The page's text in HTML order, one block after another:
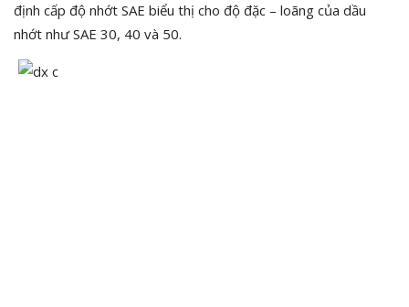
định cấp độ nhớt SAE biểu thị cho độ đặc – loãng của dầu
nhớt như SAE 30, 40 và 50.